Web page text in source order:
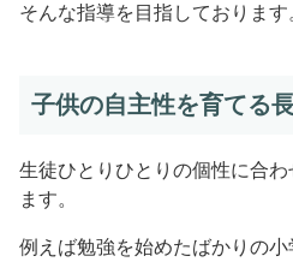
そんな指導を目指しております
子供の自主性を育てる
生徒ひとりひとりの個性に合
ます。
例えば勉強を始めたばかりの